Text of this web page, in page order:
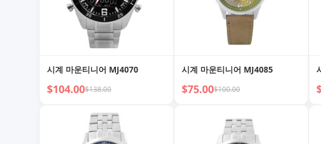
시계 마운티니어 MJ4070
$104.00$138.00
시계 마운티니어 MJ4085
$75.00$100.00